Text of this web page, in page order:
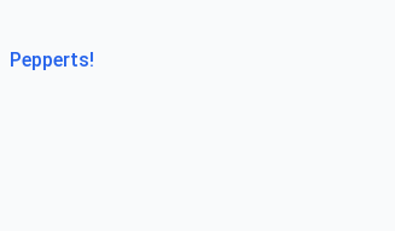
Pepperts!